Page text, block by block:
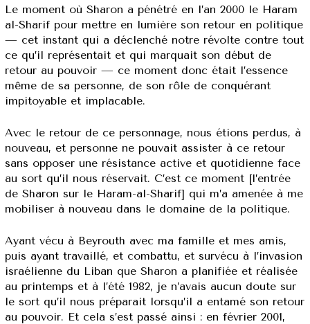
Le moment où Sharon a pénétré en l’an 2000 le Haram
al-Sharif pour mettre en lumière son retour en politique
— cet instant qui a déclenché notre révolte contre tout
ce qu’il représentait et qui marquait son début de
retour au pouvoir — ce moment donc était l’essence
même de sa personne, de son rôle de conquérant
impitoyable et implacable.
Avec le retour de ce personnage, nous étions perdus, à
nouveau, et personne ne pouvait assister à ce retour
sans opposer une résistance active et quotidienne face
au sort qu’il nous réservait. C’est ce moment [l’entrée
de Sharon sur le Haram-al-Sharif] qui m’a amenée à me
mobiliser à nouveau dans le domaine de la politique.
Ayant vécu à Beyrouth avec ma famille et mes amis,
puis ayant travaillé, et combattu, et survécu à l’invasion
israélienne du Liban que Sharon a planifiée et réalisée
au printemps et à l’été 1982, je n’avais aucun doute sur
le sort qu’il nous préparait lorsqu’il a entamé son retour
au pouvoir. Et cela s’est passé ainsi : en février 2001,